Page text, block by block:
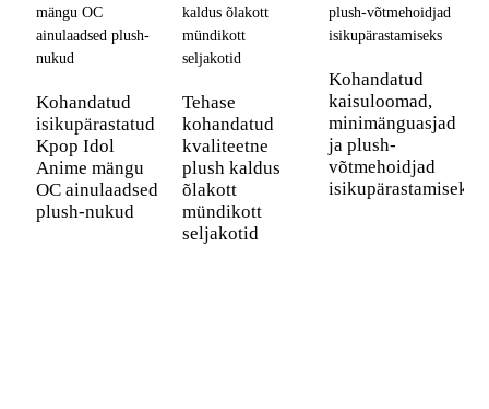
Kohandatud
isikupärastatud
Kpop Idol
Anime mängu
OC ainulaadsed
plush-nukud
Tehase
kohandatud
kvaliteetne
plush kaldus
õlakott
mündikott
seljakotid
Kohandatud
kaisuloomad,
minimänguasjad
ja plush-
võtmehoidjad
isikupärastamiseks